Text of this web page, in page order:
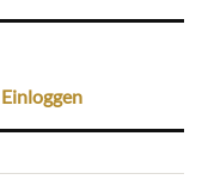
Einloggen